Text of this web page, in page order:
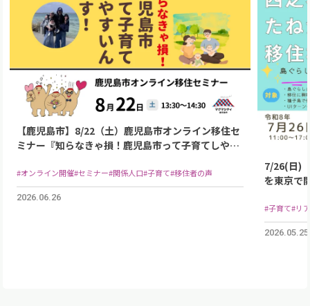
【鹿児島市】8/22（土）鹿児島市オンライン移住セ
ミナー『知らなきゃ損！鹿児島市って子育てしやす
イベント
#オンライン開催#セミナー#関係人口#子育て#移住者の声
2026.06.26
7/26(日)
を東京で
#子育て#リ
2026.05.25